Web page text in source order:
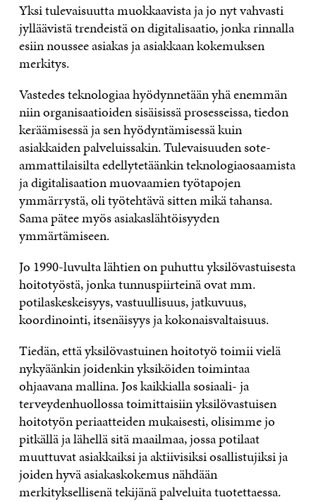
Yksi tulevaisuutta muokkaavista ja jo nyt vahvasti
jylläävistä trendeistä on digitalisaatio, jonka rinnalla
esiin noussee asiakas ja asiakkaan kokemuksen
merkitys.
Vastedes teknologiaa hyödynnetään yhä enemmän
niin organisaatioiden sisäisissä prosesseissa, tiedon
keräämisessä ja sen hyödyntämisessä kuin
asiakkaiden palveluissakin. Tulevaisuuden sote-
ammattilaisilta edellytetäänkin teknologiaosaamista
ja digitalisaation muovaamien työtapojen
ymmärrystä, oli työtehtävä sitten mikä tahansa.
Sama pätee myös asiakaslähtöisyyden
ymmärtämiseen.
Jo 1990-luvulta lähtien on puhuttu yksilövastuisesta
hoitotyöstä, jonka tunnuspiirteinä ovat mm.
potilaskeskeisyys, vastuullisuus, jatkuvuus,
koordinointi, itsenäisyys ja kokonaisvaltaisuus.
Tiedän, että yksilövastuinen hoitotyö toimii vielä
nykyäänkin joidenkin yksiköiden toimintaa
ohjaavana mallina. Jos kaikkialla sosiaali- ja
terveydenhuollossa toimittaisiin yksilövastuisen
hoitotyön periaatteiden mukaisesti, olisimme jo
pitkällä ja lähellä sitä maailmaa, jossa potilaat
muuttuvat asiakkaiksi ja aktiivisiksi osallistujiksi ja
joiden hyvä asiakaskokemus nähdään
merkityksellisenä tekijänä palveluita tuotettaessa.